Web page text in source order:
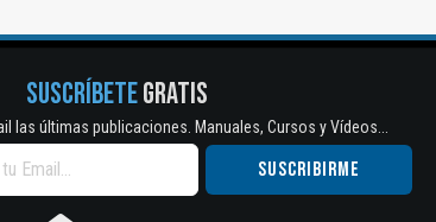
SUSCRÍBETEGRATIS
las últimas publicaciones. Manuales, Cursos y Vídeos...